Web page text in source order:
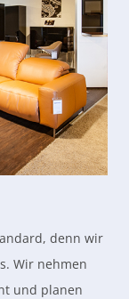
denn wir
Wir nehmen
und planen